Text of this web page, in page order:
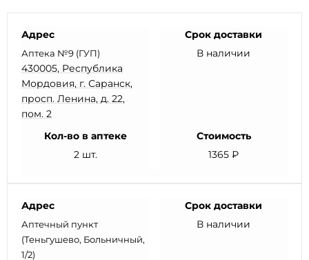
Адрес
Аптека №9 (ГУП)
430005, Республика
Мордовия, г. Саранск,
просп. Ленина, д. 22,
пом. 2
Срок доставки
В наличии
Кол-во в аптеке
2 шт.
Стоимость
1365 ₽
Адрес
Аптечный пункт
(Теньгушево, Больничный,
1/2)
Срок доставки
В наличии